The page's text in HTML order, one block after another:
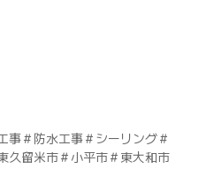
事＃防水工事＃シーリング＃
久留米市＃小平市＃東大和市